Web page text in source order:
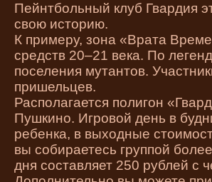
Пейнтбольный клуб Гвардия
свою историю.
К примеру, зона «Врата
средств 20–21 века. По
поселения мутантов.
пришельцев.
Располагается полигон
Пушкино. Игровой день в
ребенка, в выходные
вы собираетесь группой
дня составляет 250 рублей с